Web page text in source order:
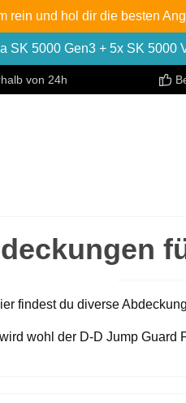
rein und hol dir die besten
SK 5000 Gen3 + 5x SK 5000
von 24h
findest du diverse
wohl der D-D Jump